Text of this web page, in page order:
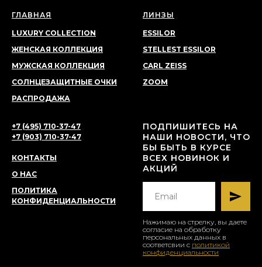
ГЛАВНАЯ
LUXURY COLLECTION
ЖЕНСКАЯ КОЛЛЕКЦИЯ
МУЖСКАЯ КОЛЛЕКЦИЯ
СОЛНЦЕЗАЩИТНЫЕ ОЧКИ
РАСПРОДАЖА
ЛИНЗЫ
ESSILOR
STELLEST ESSILOR
CARL ZEISS
ZOOM
+7 (495) 710-37-47
+7 (903) 710-37-47
КОНТАКТЫ
О НАС
ПОЛИТИКА
КОНФИДЕНЦИАЛЬНОСТИ
ПОДПИШИТЕСЬ НА
НАШИ НОВОСТИ, ЧТО
БЫ БЫТЬ В КУРСЕ
ВСЕХ НОВИНОК И
АКЦИЙ
Нажимаю на стрелку, вы даете
согласие на обработку
персональных данных в
соответсвии с политикой
конфиденциальности